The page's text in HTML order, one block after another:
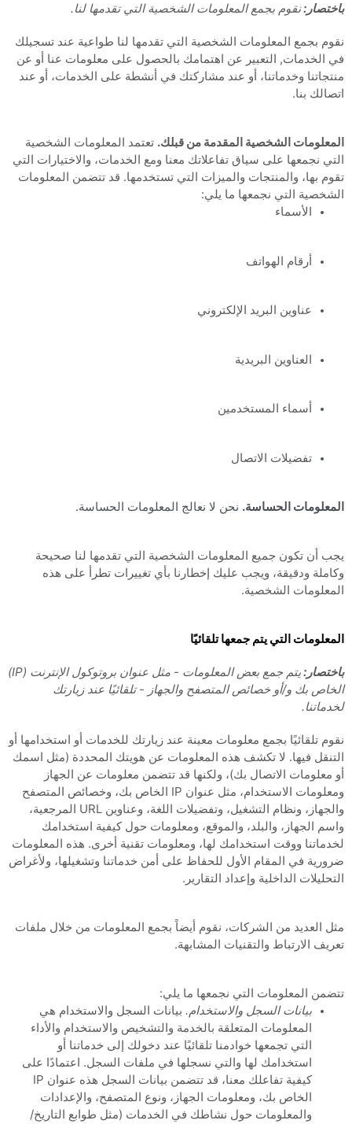
باختصار:نقوم بجمع المعلومات الشخصية التي تقدمها لنا.
نقوم بجمع المعلومات الشخصية التي تقدمها لنا طواعية عند تسجيلك
في الخدمات, التعبير عن اهتمامك بالحصول على معلومات عنا أو عن
منتجاتنا وخدماتنا، أو عند مشاركتك في أنشطة على الخدمات، أو عند
اتصالك بنا.
المعلومات الشخصية المقدمة من قبلك. تعتمد المعلومات الشخصية
التي نجمعها على سياق تفاعلاتك معنا ومع الخدمات، والاختيارات التي
تقوم بها، والمنتجات والميزات التي تستخدمها. قد تتضمن المعلومات
الشخصية التي نجمعها ما يلي:
الأسماء
أرقام الهواتف
عناوين البريد الإلكتروني
العناوين البريدية
أسماء المستخدمين
تفضيلات الاتصال
المعلومات الحساسة. نحن لا نعالج المعلومات الحساسة.
يجب أن تكون جميع المعلومات الشخصية التي تقدمها لنا صحيحة
وكاملة ودقيقة، ويجب عليك إخطارنا بأي تغييرات تطرأ على هذه
المعلومات الشخصية.
المعلومات التي يتم جمعها تلقائيًا
باختصار:
يتم جمع بعض المعلومات - مثل عنوان بروتوكول الإنترنت (IP)
الخاص بك و/أو خصائص المتصفح والجهاز - تلقائيًا عند زيارتك
لخدماتنا.
نقوم تلقائيًا بجمع معلومات معينة عند زيارتك للخدمات أو استخدامها أو
التنقل فيها. لا تكشف هذه المعلومات عن هويتك المحددة (مثل اسمك
أو معلومات الاتصال بك)، ولكنها قد تتضمن معلومات عن الجهاز
ومعلومات الاستخدام، مثل عنوان IP الخاص بك، وخصائص المتصفح
والجهاز، ونظام التشغيل، وتفضيلات اللغة، وعناوين URL المرجعية،
واسم الجهاز، والبلد، والموقع، ومعلومات حول كيفية استخدامك
لخدماتنا ووقت استخدامك لها، ومعلومات تقنية أخرى. هذه المعلومات
ضرورية في المقام الأول للحفاظ على أمن خدماتنا وتشغيلها، ولأغراض
التحليلات الداخلية وإعداد التقارير.
مثل العديد من الشركات، نقوم أيضاً بجمع المعلومات من خلال ملفات
تعريف الارتباط والتقنيات المشابهة.
تتضمن المعلومات التي نجمعها ما يلي:
بيانات السجل والاستخدام. بيانات السجل والاستخدام هي
المعلومات المتعلقة بالخدمة والتشخيص والاستخدام والأداء
التي تجمعها خوادمنا تلقائيًا عند دخولك إلى خدماتنا أو
استخدامك لها والتي نسجلها في ملفات السجل. اعتمادًا على
كيفية تفاعلك معنا، قد تتضمن بيانات السجل هذه عنوان IP
الخاص بك، ومعلومات الجهاز، ونوع المتصفح، والإعدادات
والمعلومات حول نشاطك في الخدمات (مثل طوابع التاريخ/